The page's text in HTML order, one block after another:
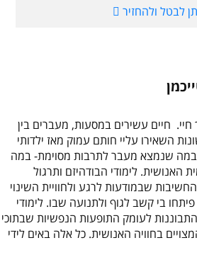
לבטל ולהחזיר
חיים עשירים במסעות, מעברים בין
השאירו עליי חותם עמוק מאז ילדותי
במה שנמצא מעבר לתרבות מסוימת- במה
האנושית. לימודי הבודהיזם ותרגול
שבמודעות לרגע ולחוויית השינוי
בי קשב לגוף ולתנועה שבו. לימודי
התבוננות לעומק התופעות הנפשיות שבתוכי
בחוויה האנושית. כל אלה באים לידי